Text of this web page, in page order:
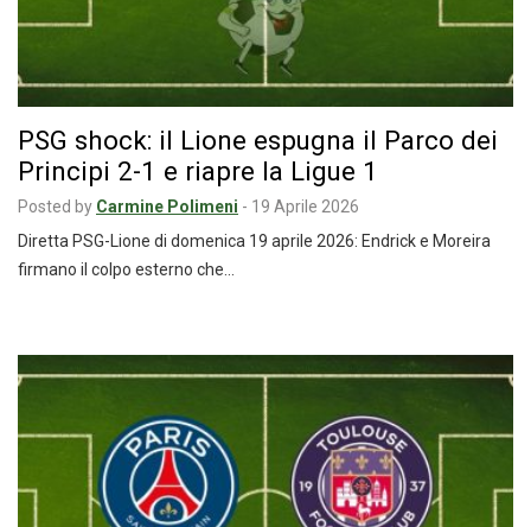
PSG shock: il Lione espugna il Parco dei
Principi 2-1 e riapre la Ligue 1
Posted by Carmine Polimeni - 19 Aprile 2026
Diretta PSG-Lione di domenica 19 aprile 2026: Endrick e Moreira
firmano il colpo esterno che…